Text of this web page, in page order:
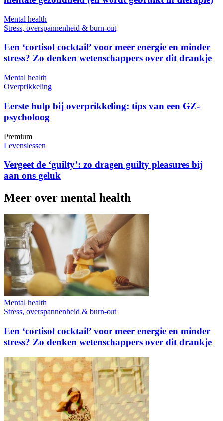
Mental health
Stress, overspannenheid & burn-out
Een ‘cortisol cocktail’ voor meer energie en minder
stress? Zo denken wetenschappers over dit drankje
Mental health
Overprikkeling
Eerste hulp bij overprikkeling: tips van een GZ-
psycholoog
Premium
Levenslessen
Vergeet de ‘guilty’: zo dragen guilty pleasures bij
aan ons geluk
Meer over mental health
Mental health
Stress, overspannenheid & burn-out
Een ‘cortisol cocktail’ voor meer energie en minder
stress? Zo denken wetenschappers over dit drankje